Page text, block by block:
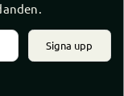
Signa upp